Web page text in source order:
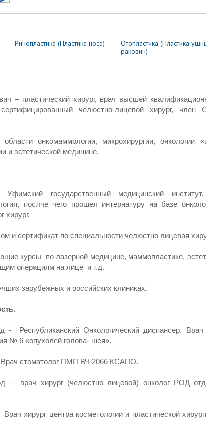
Ринопластика (Пластика носа)
Отопластика (Пластика
раковин)
– пластический хирург, врач высшей
челюстно-лицевой хирург,
онкомаммологии, микрохирургии, онкологии
и эстетической медицине.
государственный медицинский институт.
послче чего прошел интернатуру на базе
хирург.
и сертификат по специальности челюстно лицевая
курсы по лазерной медицине, маммопластике,
операциям на лице и т.д.
зарубежных и российских клиниках.
Республиканский Онкологический диспансер. Врач
№ 6 «опухолей голова- шея».
Врач стоматолог ПМП ВЧ 2066 КСАПO.
- врач хирург (челюстно лицевой) онколог РОД
хирург центра косметологии и пластической